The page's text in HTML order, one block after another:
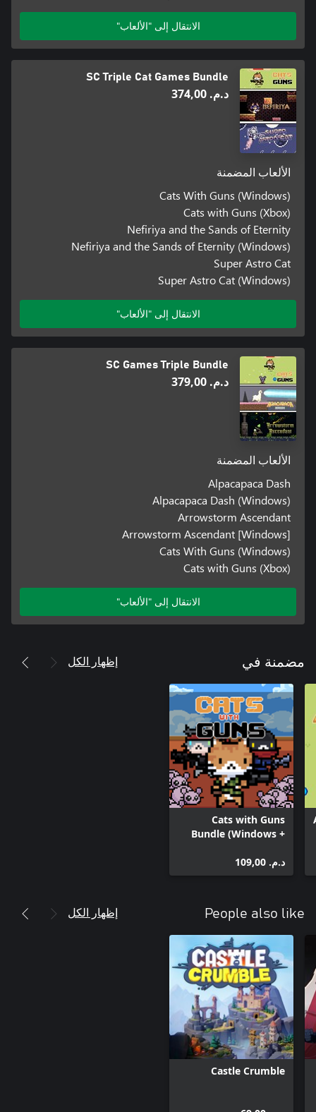
الانتقال إلى "الألعاب"
SC Triple Cat Games Bundle
د.م.‏ 374,00
الألعاب المضمنة
Cats With Guns (Windows)
Cats with Guns (Xbox)
Nefiriya and the Sands of Eternity
Nefiriya and the Sands of Eternity (Windows)
Super Astro Cat
Super Astro Cat (Windows)
الانتقال إلى "الألعاب"
SC Games Triple Bundle
د.م.‏ 379,00
الألعاب المضمنة
Alpacapaca Dash
Alpacapaca Dash (Windows)
Arrowstorm Ascendant
Arrowstorm Ascendant [Windows]
Cats With Guns (Windows)
Cats with Guns (Xbox)
الانتقال إلى "الألعاب"
مضمنة في إظهار الكل
Cats with Guns
Bundle (Windows +
د.م.‏ 109,00
People also like إظهار الكل
Castle Crumble